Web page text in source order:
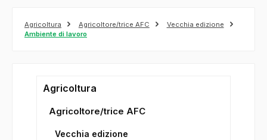
Agricoltura Agricoltore/trice AFC
Vecchia edizione
Ambiente di lavoro
Agricoltura
Agricoltore/trice AFC
Vecchia edizione